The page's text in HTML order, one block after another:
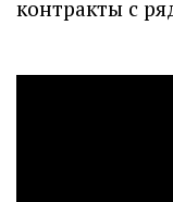
контракты с